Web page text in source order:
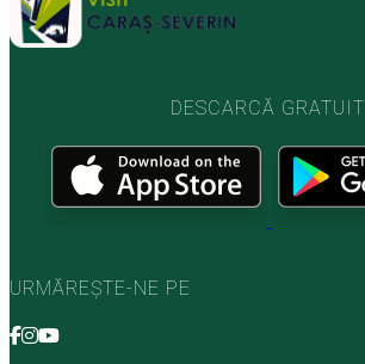
DESCARCĂ GRATUIT
URMĂREȘTE-NE PE